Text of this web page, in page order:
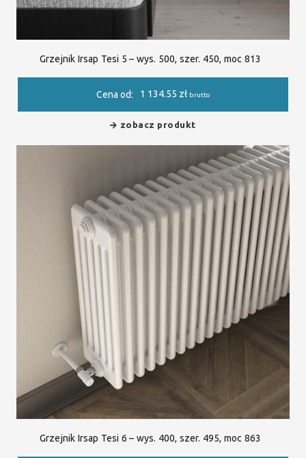
Grzejnik Irsap Tesi 5 – wys. 500, szer. 450, moc 813
Cena od: 1 134.55 zł brutto
zobacz produkt
Grzejnik Irsap Tesi 6 – wys. 400, szer. 495, moc 863